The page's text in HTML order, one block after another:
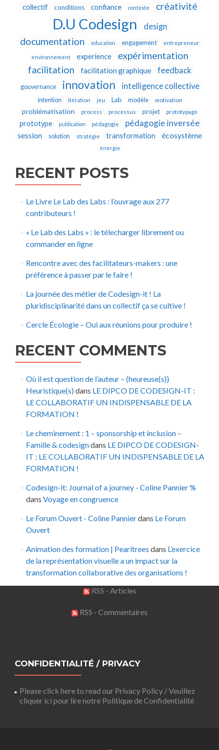
collectif conditions confiance contexte créativité
D.U Codesign design
documentation education engagement entrepreneur
environnement experience
expérimentation
facilitation
facilitation graphique feedback
gouvernance innovation intelligence collective
intention itération jeu Lab modèle motivation
problématisation process processus projet prototypage
prototype publication pédagogie pédagogie inversée
session solution stratégie transformation écosystème
énergie
RECENT POSTS
Le Livre Le Lab des Labs : l’ouvrage aux 277
contributeurs !
« Le Lab des Labs » : le télecharger librement ou
commander en ligne
Rencontre avec des facilitateurs-makers : une
préférence à passer par le faire !
La journée des métier de Codesign-it ! La
pluridisciplinarité dans un collectif ça se cultive !
Cercle Écologie – Oui aux réunions pour produire !
RECENT COMMENTS
Où il est question de l’auteur – (heureuse(s))
Heuristique(s)dans LE DIPCO DE CODESIGN-IT :
LE COLLABORATIF UN INDISPENSABLE DE LA
FORMATION !
Le cheminement : 1 – sponsorship et inclusion –
Famille & codesigndans LE DIPCO DE CODESIGN-
IT : LE COLLABORATIF UN INDISPENSABLE DE LA
FORMATION !
Codesign-it: Journal of a journey - Coline Pannier %
dans Voyage en congruence
Le Forum Ouvert - Coline Pannierdans Le Forum
Ouvert
Animation des formation | Pearltrees dans L’exercice
de la représentation visuelle a un impact sur la
transformation collaborative des organisations !
RSS - Articles
RSS - Commentaires
CONFIDENTIALITÉ / PRIVACY
Please click here to read our Privacy Policy / Veuillez
cliquer ici pour lire notre Politique de Confidentialité